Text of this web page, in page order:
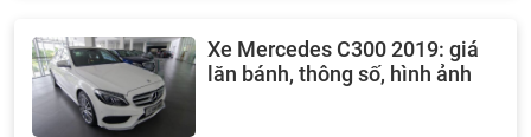
Xe Mercedes C300 2019: giá
lăn bánh, thông số, hình ảnh